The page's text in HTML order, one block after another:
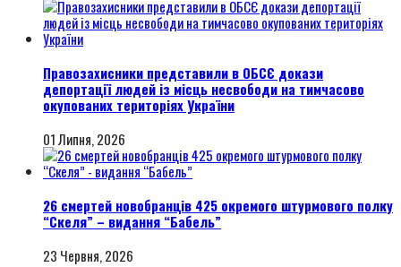
Правозахисники представили в ОБСЄ докази
депортації людей із місць несвободи на тимчасово
окупованих територіях України
01 Липня, 2026
26 смертей новобранців 425 окремого штурмового полку
“Скеля” – видання “Бабель”
23 Червня, 2026